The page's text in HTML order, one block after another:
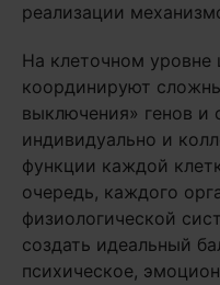
реализации
На клеточном
координируют
выключения» генов и
индивидуально и
функции каждой
очередь, каждого
физиологической
создать идеальный
психическое,